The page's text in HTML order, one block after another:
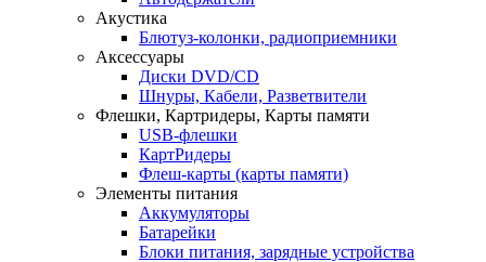
Акустика
Блютуз-колонки, радиоприемники
Аксессуары
Диски DVD/CD
Шнуры, Кабели, Разветвители
Флешки, Картридеры, Карты памяти
USB-флешки
КартРидеры
Флеш-карты (карты памяти)
Элементы питания
Аккумуляторы
Батарейки
Блоки питания, зарядные устройства